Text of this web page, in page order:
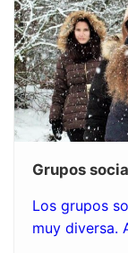
Grupos
Los grupos
muy diversa.